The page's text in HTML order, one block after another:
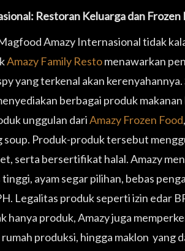
Restoran Keluarga dan Frozen
Amazy Internasional tidak
Amazy Family Restomenawarkan
yang terkenal akan
berbagai produk
unggulan dariAmazy Frozen Food
soup. Produk-produk tersebut
serta bersertifikat halal. Amazy
ayam segar pilihan, bebas
Legalitas produk seperti izin edar
hanya produk, Amazy juga
produksi, hingga maklon yang